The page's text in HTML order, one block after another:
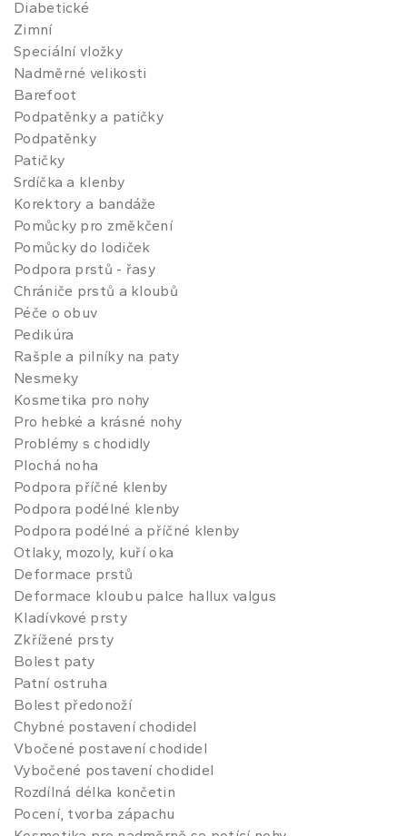
Diabetické
Zimní
Speciální vložky
Nadměrné velikosti
Barefoot
Podpatěnky a patičky
Podpatěnky
Patičky
Srdíčka a klenby
Korektory a bandáže
Pomůcky pro změkčení
Pomůcky do lodiček
Podpora prstů - řasy
Chrániče prstů a kloubů
Péče o obuv
Pedikúra
Rašple a pilníky na paty
Nesmeky
Kosmetika pro nohy
Pro hebké a krásné nohy
Problémy s chodidly
Plochá noha
Podpora příčné klenby
Podpora podélné klenby
Podpora podélné a příčné klenby
Otlaky, mozoly, kuří oka
Deformace prstů
Deformace kloubu palce hallux valgus
Kladívkové prsty
Zkřížené prsty
Bolest paty
Patní ostruha
Bolest předonoží
Chybné postavení chodidel
Vbočené postavení chodidel
Vybočené postavení chodidel
Rozdílná délka končetin
Pocení, tvorba zápachu